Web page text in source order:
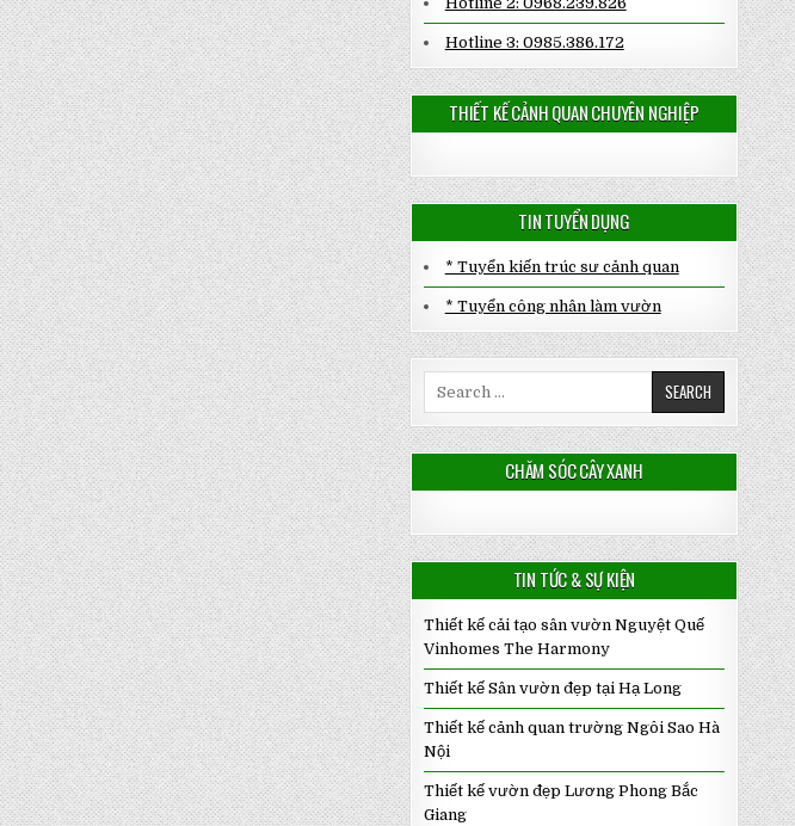
Hotline 3: 0985.386.172
THIẾT KẾ CẢNH QUAN CHUYÊN NGHIỆP
TIN TUYỂN DỤNG
* Tuyển kiến trúc sư cảnh quan
* Tuyển công nhân làm vườn
CHĂM SÓC CÂY XANH
TIN TỨC & SỰ KIỆN
Thiết kế cải tạo sân vườn Nguyệt Quế
Vinhomes The Harmony
Thiết kế Sân vườn đẹp tại Hạ Long
Thiết kế cảnh quan trường Ngôi Sao Hà
Nội
Thiết kế vườn đẹp Lương Phong Bắc
Giang